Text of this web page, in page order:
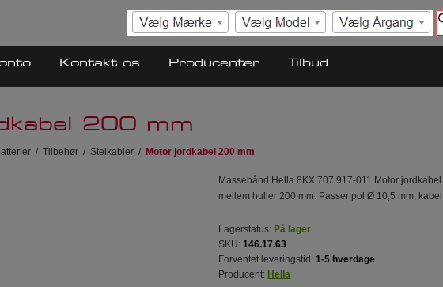
Kontakt os Producenter Tilbud
200 mm
/ Tilbehør / Stelkabler / Motor jordkabel 200 mm
Massebånd Hella 8KX 707 917-011 Motor
mellem huller 200 mm. Passer pol Ø 10,5 mm,
Lagerstatus: På lager
SKU: 146.17.63
Forventet leveringstid: 1-5 hverdage
Producent: Hella